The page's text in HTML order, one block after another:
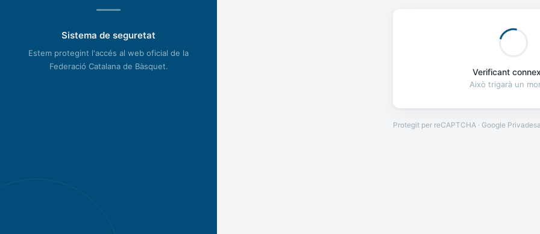
Sistema de seguretat
Estem protegint l'accés al web oficial de la
Federació Catalana de Bàsquet.
Verificant
Això trigarà un
Protegit per reCAPTCHA · Google Privadesa